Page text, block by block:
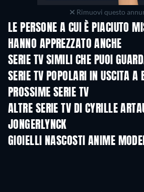
Rimuovi questo
LE PERSONE A CUI È PIACIUTO
HANNO APPREZZATO ANCHE
TV
SERIE TV SIMILI CHE PUOI
SERIE TV POPOLARI IN USCITA A
TV
PROSSIME SERIE TV
Stagione 2
ALTRE SERIE TV DI CYRILLE
JONGERLYNCK
GIOIELLI NASCOSTI ANIME
TV